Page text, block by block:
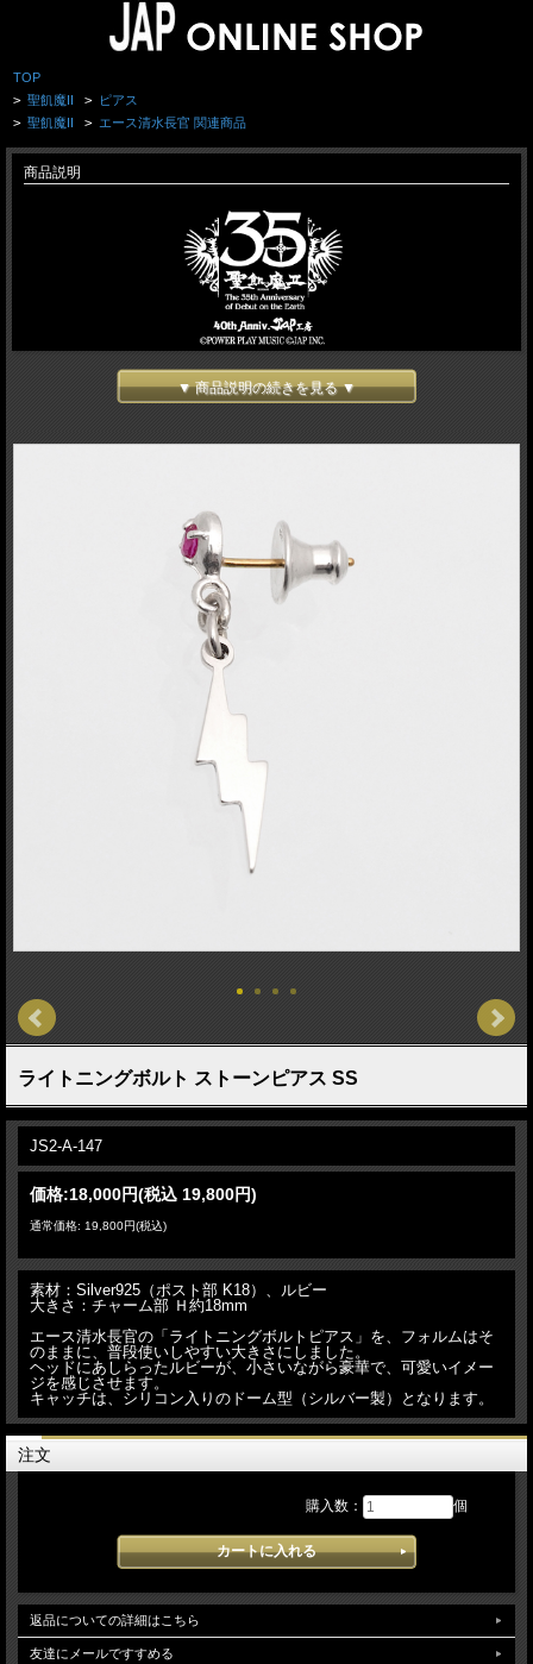
TOP
> 聖飢魔II > ピアス
> 聖飢魔II > エース清水長官 関連商品
商品説明
▼ 商品説明の続きを見る ▼
ライトニングボルト ストーンピアス SS
JS2-A-147
価格:18,000円(税込 19,800円)
通常価格: 19,800円(税込)
素材：Silver925（ポスト部 K18）、ルビー
大きさ：チャーム部 Ｈ約18mm
エース清水長官の「ライトニングボルトピアス」を、フォルムはそ
のままに、普段使いしやすい大きさにしました。
ヘッドにあしらったルビーが、小さいながら豪華で、可愛いイメー
ジを感じさせます。
キャッチは、シリコン入りのドーム型（シルバー製）となります。
注文
購入数： 個
返品についての詳細はこちら
友達にメールですすめる